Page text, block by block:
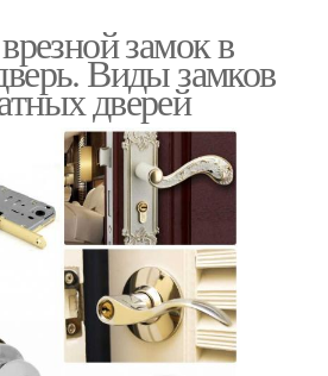
замок в
Виды замков
дверей